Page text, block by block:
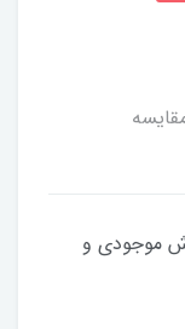
موجودی و